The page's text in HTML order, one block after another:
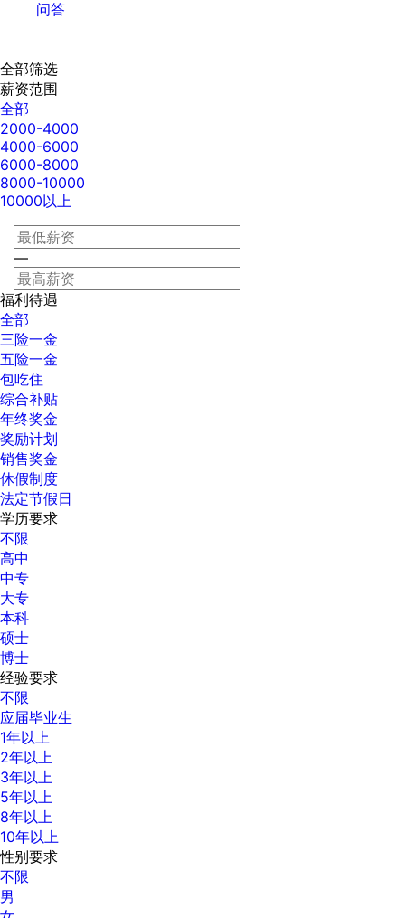
问答
全部筛选
薪资范围
全部
2000-4000
4000-6000
6000-8000
8000-10000
10000以上
—
福利待遇
全部
三险一金
五险一金
包吃住
综合补贴
年终奖金
奖励计划
销售奖金
休假制度
法定节假日
学历要求
不限
高中
中专
大专
本科
硕士
博士
经验要求
不限
应届毕业生
1年以上
2年以上
3年以上
5年以上
8年以上
10年以上
性别要求
不限
男